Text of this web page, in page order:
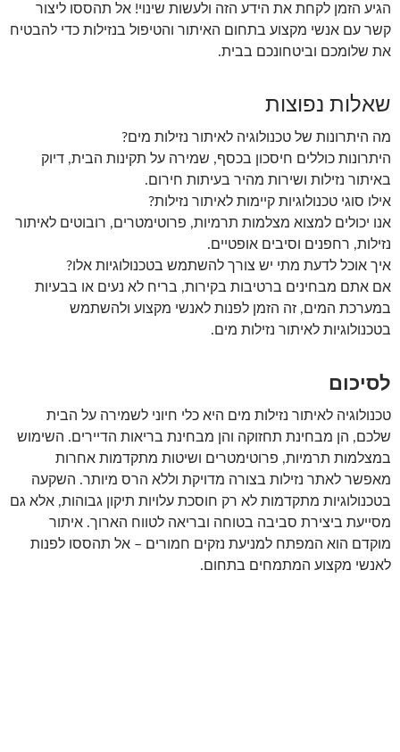
הגיע הזמן לקחת את הידע הזה ולעשות שינוי! אל תהססו ליצור
קשר עם אנשי מקצוע בתחום האיתור והטיפול בנזילות כדי להבטיח
את שלומכם וביטחונכם בבית.
שאלות נפוצות
מה היתרונות של טכנולוגיה לאיתור נזילות מים?
היתרונות כוללים חיסכון בכסף, שמירה על תקינות הבית, דיוק
באיתור נזילות ושירות מהיר בעיתות חירום.
אילו סוגי טכנולוגיות קיימות לאיתור נזילות?
אנו יכולים למצוא מצלמות תרמיות, פרוטימטרים, רובוטים לאיתור
נזילות, רחפנים וסיבים אופטיים.
איך אוכל לדעת מתי יש צורך להשתמש בטכנולוגיות אלו?
אם אתם מבחינים ברטיבות בקירות, בריח לא נעים או בבעיות
במערכת המים, זה הזמן לפנות לאנשי מקצוע ולהשתמש
בטכנולוגיות לאיתור נזילות מים.
לסיכום
טכנולוגיה לאיתור נזילות מים היא כלי חיוני לשמירה על הבית
שלכם, הן מבחינת תחזוקה והן מבחינת בריאות הדיירים. השימוש
במצלמות תרמיות, פרוטימטרים ושיטות מתקדמות אחרות
מאפשר לאתר נזילות בצורה מדויקת וללא הרס מיותר. השקעה
בטכנולוגיות מתקדמות לא רק חוסכת עלויות תיקון גבוהות, אלא גם
מסייעת ביצירת סביבה בטוחה ובריאה לטווח הארוך. איתור
מוקדם הוא המפתח למניעת נזקים חמורים – אל תהססו לפנות
לאנשי מקצוע המתמחים בתחום.